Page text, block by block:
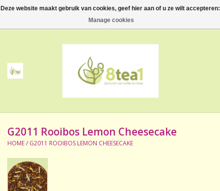
0 Artikelen - €--,--
Thee
Accessoires
NIEUW! Verpakte thee
BeppeDeli en 8tea1
G2011 Rooibos Lemon Cheesecake
HOME/ G2011 ROOIBOS LEMON CHEESECAKE
Deze website maakt gebruik van cookies, geef hier aan of u ze wilt accepteren:
Manage cookies